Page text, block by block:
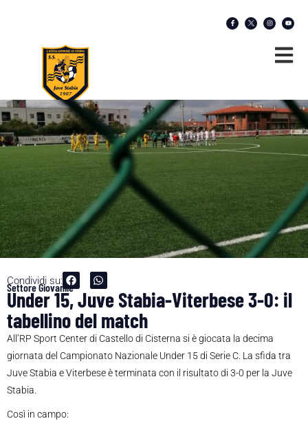
Condividi su:
Settore Giovanile
Under 15, Juve Stabia-Viterbese 3-0: il
tabellino del match
All’RP Sport Center di Castello di Cisterna si è giocata la decima
giornata del Campionato Nazionale Under 15 di Serie C. La sfida tra
Juve Stabia e Viterbese è terminata con il risultato di 3-0 per la Juve
Stabia.
Così in campo: